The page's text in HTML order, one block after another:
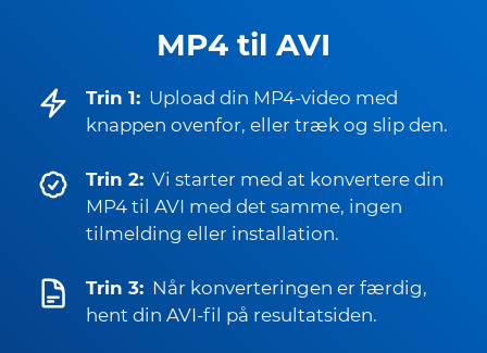
MP4 til AVI
Trin 1: Upload din MP4-video med
knappen ovenfor, eller træk og slip den.
Trin 2: Vi starter med at konvertere din
MP4 til AVI med det samme, ingen
tilmelding eller installation.
Trin 3: Når konverteringen er færdig,
hent din AVI-fil på resultatsiden.